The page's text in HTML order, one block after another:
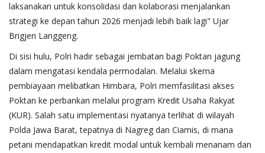
laksanakan untuk konsolidasi dan kolaborasi menjalankan
strategi ke depan tahun 2026 menjadi lebih baik lagi" Ujar
Brigjen Langgeng.
Di sisi hulu, Polri hadir sebagai jembatan bagi Poktan jagung
dalam mengatasi kendala permodalan. Melalui skema
pembiayaan melibatkan Himbara, Polri memfasilitasi akses
Poktan ke perbankan melalui program Kredit Usaha Rakyat
(KUR). Salah satu implementasi nyatanya terlihat di wilayah
Polda Jawa Barat, tepatnya di Nagreg dan Ciamis, di mana
petani mendapatkan kredit modal untuk kembali menanam dan